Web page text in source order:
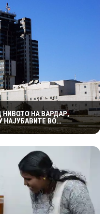
НИВОТО НА ВАРДАР,
НАЈУБАВИТЕ ВО